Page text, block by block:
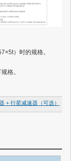
）时的规格。
格。
+ 行星减速器（可选）